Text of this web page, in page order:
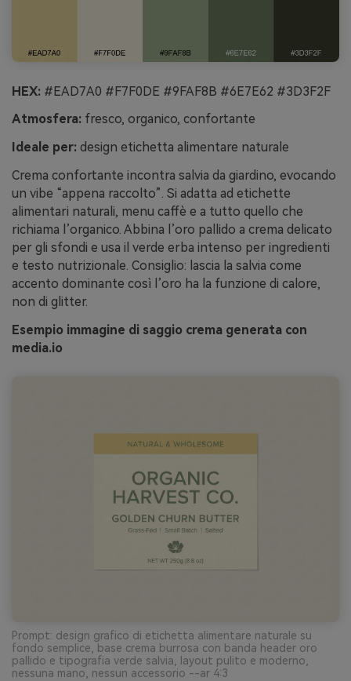
HEX: #EAD7A0 #F7F0DE #9FAF8B #6E7E62 #3D3F2F
Atmosfera: fresco, organico, confortante
Ideale per: design etichetta alimentare naturale
Crema confortante incontra salvia da giardino, evocando
un vibe “appena raccolto”. Si adatta ad etichette
alimentari naturali, menu caffè e a tutto quello che
richiama l’organico. Abbina l’oro pallido a crema delicato
per gli sfondi e usa il verde erba intenso per ingredienti
e testo nutrizionale. Consiglio: lascia la salvia come
accento dominante così l’oro ha la funzione di calore,
non di glitter.
Esempio immagine di saggio crema generata con
media.io
Prompt: design grafico di etichetta alimentare naturale su
fondo semplice, base crema burrosa con banda header oro
pallido e tipografia verde salvia, layout pulito e moderno,
nessuna mano, nessun accessorio --ar 4:3